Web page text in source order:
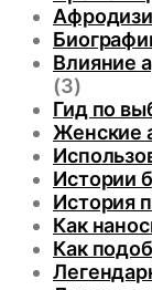
Влияние
(3)
Гид по
Женские
Истории
История
Как
Как